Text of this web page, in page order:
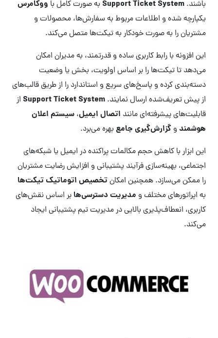
باشند. Support Ticket System به صورت کامل با ووکامرس
یکپارچه شده و اطلاعات مربوط به سفارش‌ها، محصولات و
مشتریان را به صورت خودکار به تیکت‌ها متصل می‌کند.
این افزونه با رابط کاربری ساده و قدرتمند، به مدیران امکان
می‌دهد تا تیکت‌ها را بر اساس اولویت، بخش یا وضعیت
دسته‌بندی کرده و پاسخ‌های سریع و استاندارد را از طریق قالب‌های
از پیش تعریف‌شده ارسال نمایند. Support Ticket System از
قابلیت‌های پیشرفته‌ای مانند اتصال ایمیل، سیستم اعلان
هوشمند و گزارش‌گیری جامع بهره می‌برد.
این ابزار با کاهش حجم مکالمات پراکنده در ایمیل یا شبکه‌های
اجتماعی، بهینه‌سازی فرآیند پشتیبانی و افزایش رضایت مشتریان
را ممکن می‌سازد. همچنین امکانتخصیص اتوماتیک تیکت‌ها
به اپراتورهای مختلف و مدیریت دسترسی‌ها بر اساس نقش‌های
کاربری، انعطاف‌پذیری بالایی در مدیریت تیم پشتیبانی ایجاد
می‌کند.